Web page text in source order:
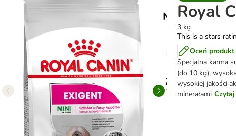
Royal
3 kg
This is a stars
Oceń produkt
Specjalna karma
(do 10 kg),
wysokiej jakości
minerałami